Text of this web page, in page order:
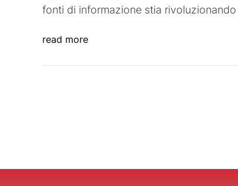
fonti di informazione stia
read more